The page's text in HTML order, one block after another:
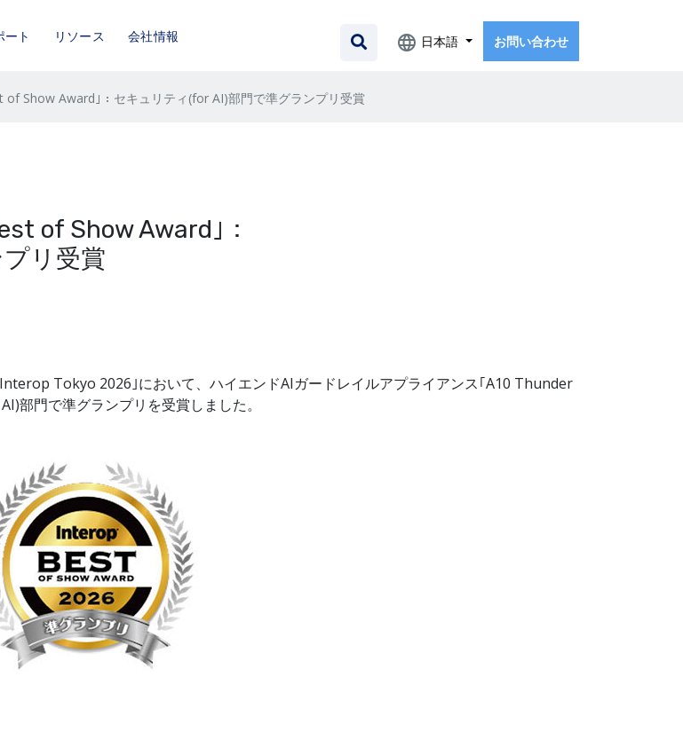
ート リソース 会社情報 日本語 お問い合わせ
of Show Award｣：セキュリティ(for AI)部門で準グランプリ受賞
of Show Award｣：
リ受賞
Tokyo 2026｣において、ハイエンドAIガードレイルアプライアンス｢A10 Thunder
部門で準グランプリを受賞しました。